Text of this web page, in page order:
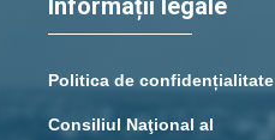
Informații legale
Politica de confidențialitate
Consiliul Naţional al